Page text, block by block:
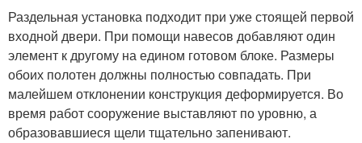
Раздельная установка подходит при уже стоящей первой
входной двери. При помощи навесов добавляют один
элемент к другому на едином готовом блоке. Размеры
обоих полотен должны полностью совпадать. При
малейшем отклонении конструкция деформируется. Во
время работ сооружение выставляют по уровню, а
образовавшиеся щели тщательно запенивают.